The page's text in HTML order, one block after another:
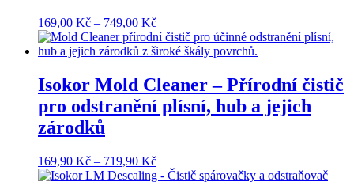
169,00 Kč – 749,00 KčRozpětí
cen:
169,00 Kč
749,00 Kč
Isokor Mold Cleaner – Přírodní čistič
pro odstranění plísní, hub a jejich
zárodků
169,90 Kč – 719,90 KčRozpětí
cen: